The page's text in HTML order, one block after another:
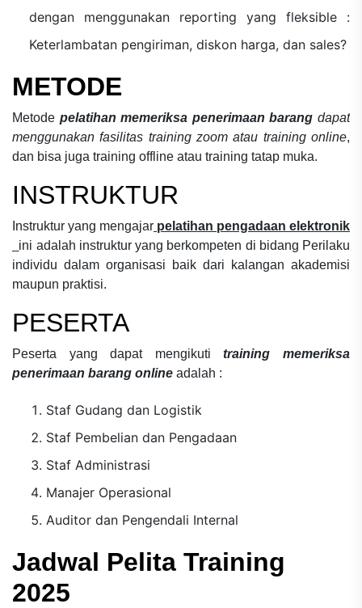
dengan menggunakan reporting yang fleksible :
Keterlambatan pengiriman, diskon harga, dan sales?
METODE
Metode pelatihan memeriksa penerimaan barangdapat
menggunakan fasilitas training zoom atau training online,
dan bisa juga training offline atau training tatap muka.
INSTRUKTUR
Instruktur yang mengajar pelatihan pengadaan elektronik
ini adalah instruktur yang berkompeten di bidang Perilaku
individu dalam organisasi baik dari kalangan akademisi
maupun praktisi.
PESERTA
Peserta yang dapat mengikuti
training memeriksa
penerimaan barang online adalah :
Staf Gudang dan Logistik
Staf Pembelian dan Pengadaan
Staf Administrasi
Manajer Operasional
Auditor dan Pengendali Internal
Jadwal Pelita Training
2025